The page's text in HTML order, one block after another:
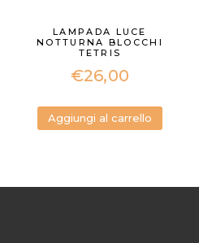
LAMPADA LUCE
NOTTURNA BLOCCHI
TETRIS
€26,00
Aggiungi al carrello